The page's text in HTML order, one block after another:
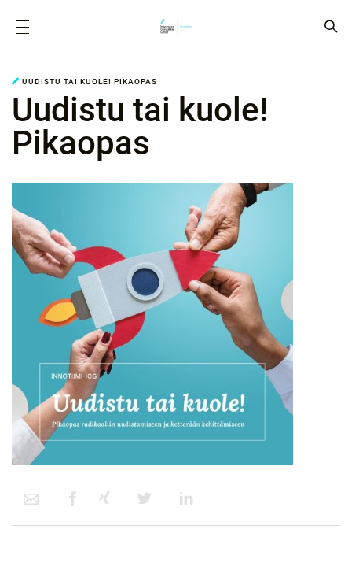
UUDISTU TAI KUOLE! PIKAOPAS
Uudistu tai kuole!
Pikaopas